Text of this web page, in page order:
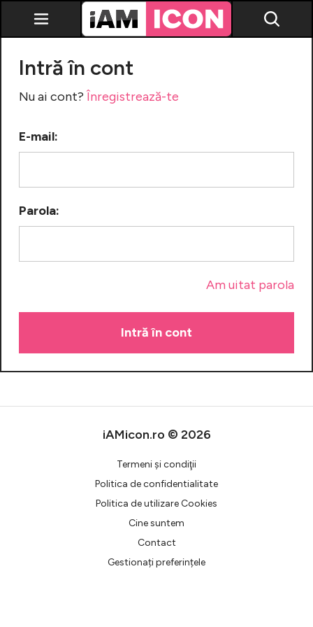
Emisiuni TV
Celebrități
Intră în cont
Creează cont
Intră în cont
Nu ai cont?Înregistrează-te
E-mail:
Parola:
Am uitat parola
iAMicon.ro © 2026
Termeni şi condiţii
Politica de confidentialitate
Politica de utilizare Cookies
Cine suntem
Contact
Gestionați preferințele